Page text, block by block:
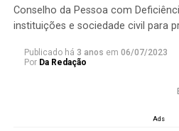
Conselho da Pessoa com
instituições e sociedade civil para
Publicado há 3 anos em 06/07/2023
Por Da Redação
Ads